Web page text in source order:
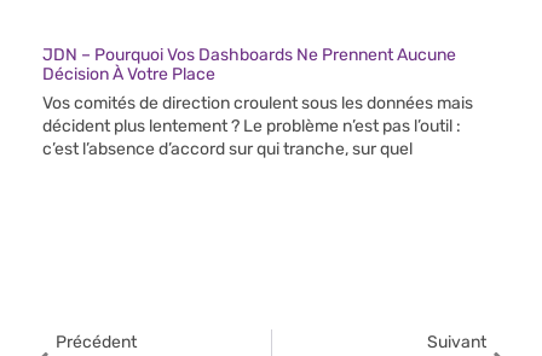
JDN – Pourquoi Vos Dashboards Ne Prennent Aucune
Décision À Votre Place
Vos comités de direction croulent sous les données mais
décident plus lentement ? Le problème n’est pas l’outil :
c’est l’absence d’accord sur qui tranche, sur quel
Précédent Suivant